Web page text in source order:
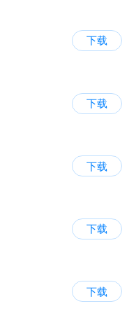
下载
下载
下载
下载
下载